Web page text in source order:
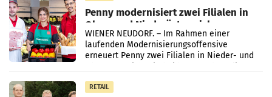
Penny modernisiert zwei Filialen in
Ober- und Niederösterreich
WIENER NEUDORF. – Im Rahmen einer
laufenden Modernisierungsoffensive
erneuert Penny zwei Filialen in Nieder- und
RETAIL